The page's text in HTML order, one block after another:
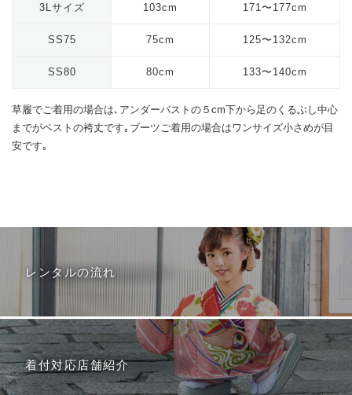
3Lサイズ 103cm 171〜177cm
SS75 75cm 125〜132cm
SS80 80cm 133〜140cm
草履でご着用の場合は､アンダーバストの５cm下から足のくるぶし中心
までがベストの袴丈です｡ブーツご着用の場合はワンサイズ小さめが目
安です｡
レンタルの流れ
着付対応店舗紹介